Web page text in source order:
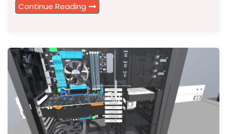
Continue Reading